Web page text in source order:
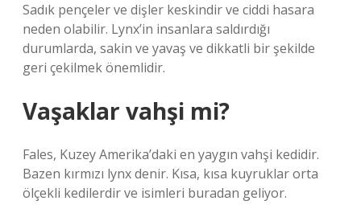
Sadık pençeler ve dişler keskindir ve ciddi hasara
neden olabilir. Lynx’in insanlara saldırdığı
durumlarda, sakin ve yavaş ve dikkatli bir şekilde
geri çekilmek önemlidir.
Vaşaklar vahşi mi?
Fales, Kuzey Amerika’daki en yaygın vahşi kedidir.
Bazen kırmızı lynx denir. Kısa, kısa kuyruklar orta
ölçekli kedilerdir ve isimleri buradan geliyor.